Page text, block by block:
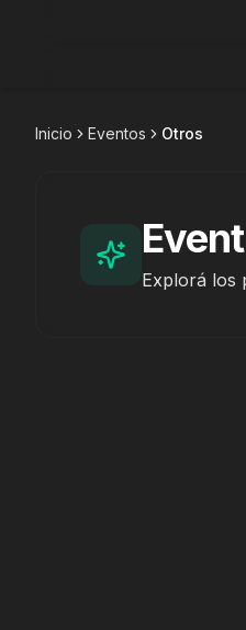
Inicio Eventos Otros
Explorá los